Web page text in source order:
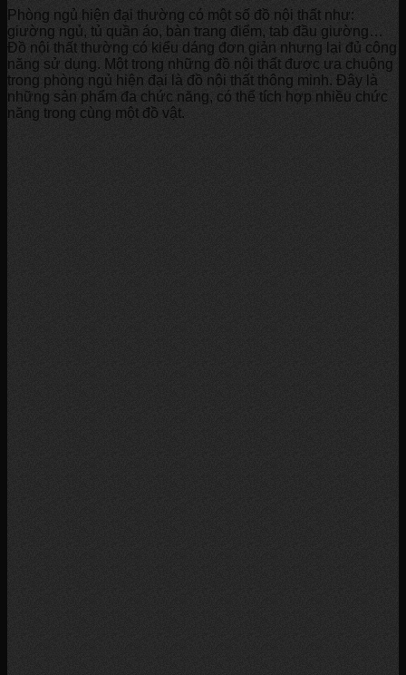
Phòng ngủ hiện đại thường có một số đồ nội thất như:
giường ngủ, tủ quần áo, bàn trang điểm, tab đầu giường…
Đồ nội thất thường có kiểu dáng đơn giản nhưng lại đủ công
năng sử dụng. Một trong những đồ nội thất được ưa chuộng
trong phòng ngủ hiện đại là đồ nội thất thông minh. Đây là
những sản phẩm đa chức năng, có thể tích hợp nhiều chức
năng trong cùng một đồ vật.